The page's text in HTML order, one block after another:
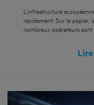
L’infrastructure
rapidement. Sur le papier,
nombreux opérateurs